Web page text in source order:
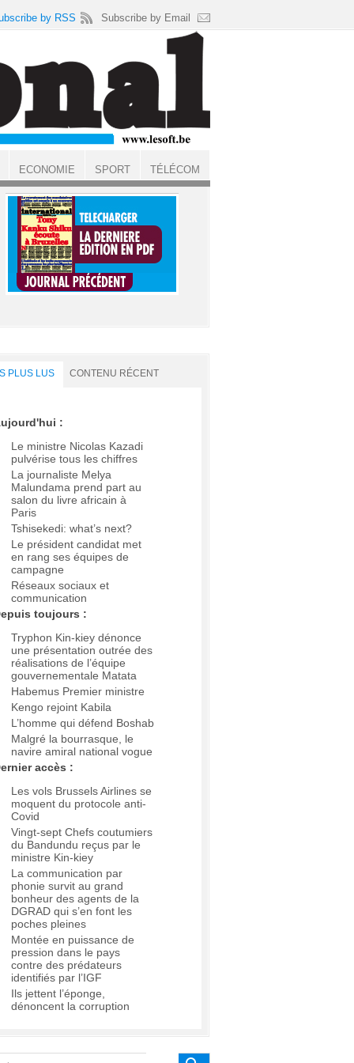
PLUS LUS CONTENU RÉCENT
:
Le ministre Nicolas Kazadi
pulvérise tous les chiffres
La journaliste Melya
Malundama prend part au
salon du livre africain à
Paris
Tshisekedi: what’s next?
Le président candidat met
en rang ses équipes de
campagne
Réseaux sociaux et
communication
toujours :
Tryphon Kin-kiey dénonce
une présentation outrée des
réalisations de l’équipe
gouvernementale Matata
Habemus Premier ministre
Kengo rejoint Kabila
L’homme qui défend Boshab
Malgré la bourrasque, le
navire amiral national vogue
accès :
Les vols Brussels Airlines se
moquent du protocole anti-
Covid
Vingt-sept Chefs coutumiers
du Bandundu reçus par le
ministre Kin-kiey
La communication par
phonie survit au grand
bonheur des agents de la
DGRAD qui s’en font les
poches pleines
Montée en puissance de
pression dans le pays
contre des prédateurs
identifiés par l’IGF
Ils jettent l’éponge,
dénoncent la corruption
by RSS Subscribe by Email
ECONOMIE SPORT TÉLÉCOM